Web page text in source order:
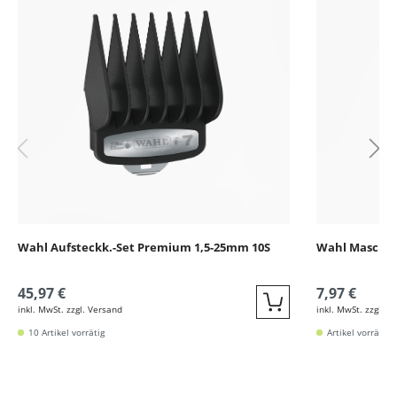
Wahl Aufsteckk.-Set Premium 1,5-25mm 10S
45,97 €
inkl. MwSt. zzgl. Versand Quickbuy
10 Artikel vorrätig
Wahl
7,97 €
inkl. MwSt. zzgl.
Artikel vorrätig